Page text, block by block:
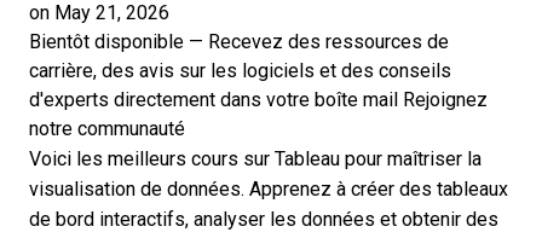
on May 21, 2026
Bientôt disponible — Recevez des ressources de
carrière, des avis sur les logiciels et des conseils
d'experts directement dans votre boîte mail
Rejoignez
notre communauté
Voici les meilleurs cours sur Tableau pour maîtriser la
visualisation de données. Apprenez à créer des tableaux
de bord interactifs, analyser les données et obtenir des